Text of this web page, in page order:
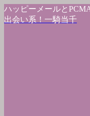
ハッピーメールと
出会い系！一騎当千